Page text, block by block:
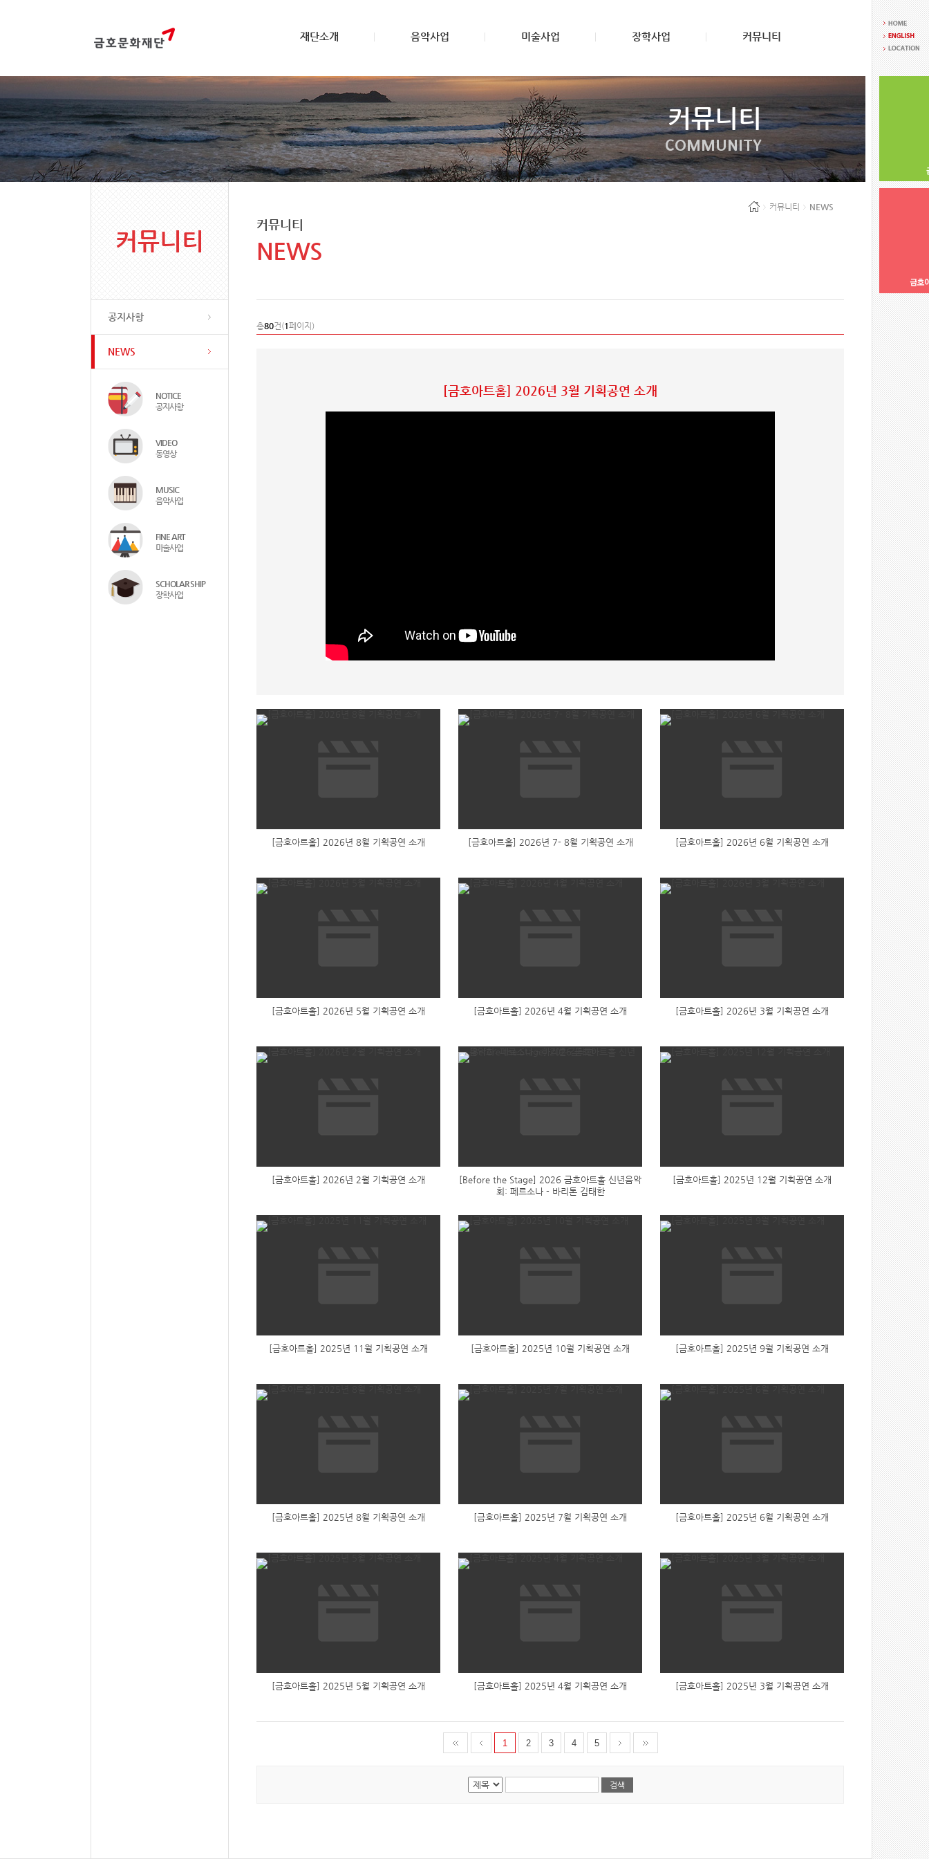
재단소개 음악사업 미술사업 장학사업 커뮤니티
커뮤니티
COMMUNITY
커뮤니티
공지사항
NEWS
NOTICE
공지사항
VIDEO
동영상
MUSIC
음악사업
FINE ART
미술사업
SCHOLAR SHIP
장학사업
커뮤니티 NEWS
커뮤니티
NEWS
총80건(1페이지)
[금호아트홀] 2026년 3월 기획공연 소개
[금호아트홀] 2026년 8월 기획공연 소개 [금호아트홀] 2026년 7- 8월 기획공연 소개 [금호아트홀] 2026년 6월 기획공연 소개
[금호아트홀] 2026년 5월 기획공연 소개 [금호아트홀] 2026년 4월 기획공연 소개 [금호아트홀] 2026년 3월 기획공연 소개
[금호아트홀] 2026년 2월 기획공연 소개
[Before the Stage] 2026 금호아트홀 신년음악
회: 페르소나 - 바리톤 김태한
[금호아트홀] 2025년 12월 기획공연 소개
[금호아트홀] 2025년 11월 기획공연 소개 [금호아트홀] 2025년 10월 기획공연 소개 [금호아트홀] 2025년 9월 기획공연 소개
[금호아트홀] 2025년 8월 기획공연 소개 [금호아트홀] 2025년 7월 기획공연 소개 [금호아트홀] 2025년 6월 기획공연 소개
[금호아트홀] 2025년 5월 기획공연 소개 [금호아트홀] 2025년 4월 기획공연 소개 [금호아트홀] 2025년 3월 기획공연 소개
1 2 3 4 5